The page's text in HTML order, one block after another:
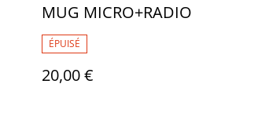
MUG MICRO+RADIO
ÉPUISÉ
20,00 €